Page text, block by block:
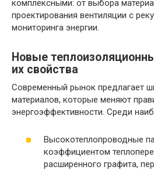
комплексными: от выбора
проектирования вентиляции с
мониторинга энергии.
Новые
их свойства
Современный рынок предлагает
материалов, которые меняют
энергоэффективности. Среди
Высокотеплопроводные
коэффициентом
расширенного графита,